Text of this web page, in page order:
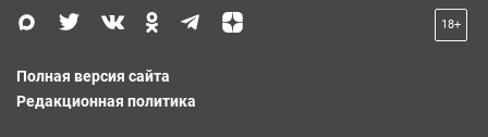
18+
Полная версия сайта
Редакционная политика